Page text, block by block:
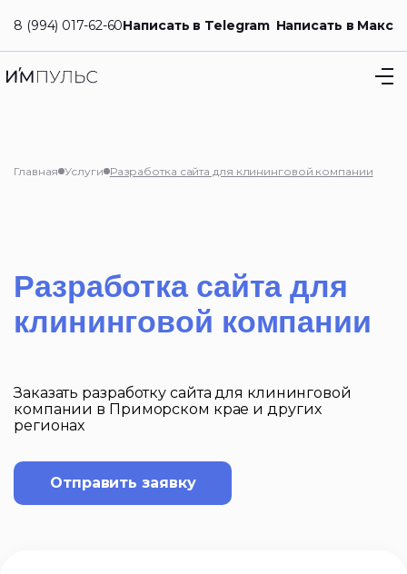
8 (994) 017-62-60Написать в Telegram Написать в Макс
Главная Услуги Разработка сайта для клининговой компании
Разработка сайта для
клининговой компании
Заказать разработку сайта для клининговой
компании в Приморском крае и других
регионах
Отправить заявку